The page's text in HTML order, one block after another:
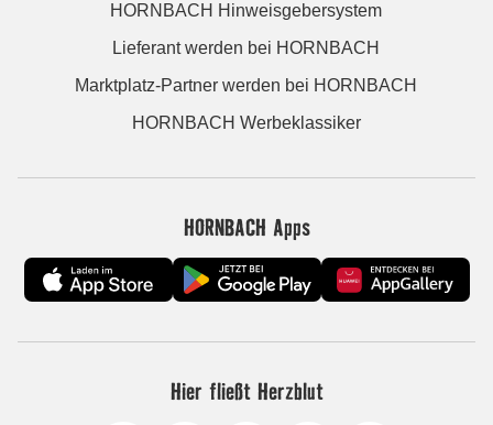
HORNBACH Hinweisgebersystem
Lieferant werden bei HORNBACH
Marktplatz-Partner werden bei HORNBACH
HORNBACH Werbeklassiker
HORNBACH Apps
Hier fließt Herzblut